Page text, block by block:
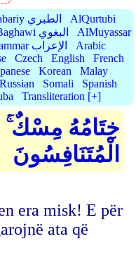
AtTabariy الطبري
AlQurtubi
AlBaghawi البغوي
AlMuyassar
Grammar الإعراب
Arabic
Czech English
French
Korean
Malay
Russian Somali
Spanish
Transliteration [+]
خِتَامُهُ مِسْكٌ
الْمُتَنَافِسُونَ
era misk! E për
ata që